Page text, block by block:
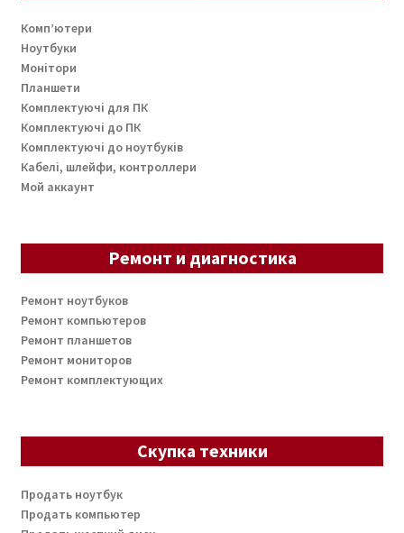
Комп’ютери
Ноутбуки
Монітори
Планшети
Комплектуючі для ПК
Комплектуючі до ПК
Комплектуючі до ноутбуків
Кабелі, шлейфи, контроллери
Мой аккаунт
Ремонт и диагностика
Ремонт ноутбуков
Ремонт компьютеров
Ремонт планшетов
Ремонт мониторов
Ремонт комплектующих
Скупка техники
Продать ноутбук
Продать компьютер